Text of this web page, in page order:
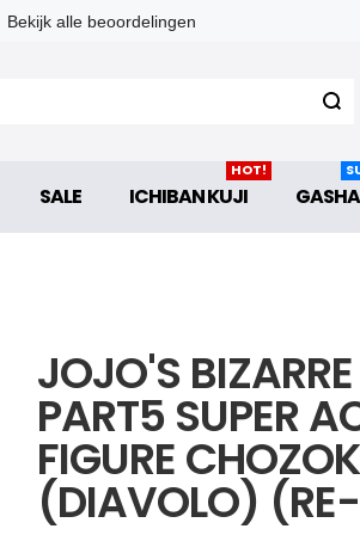
Bekijk alle beoordelingen
SALE ICHIBAN KUJI
HOT!
JOJO'S
PART5 SUPER
FIGURE
(DIAVOLO)